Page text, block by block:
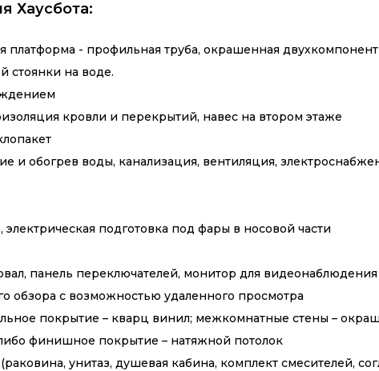
платформа - профильная труба, окрашенная
стоянки на воде.
кровли и перекрытий, навес на втором этаже
и обогрев воды, канализация, вентиляция,
подготовка под фары в носовой части
панель переключателей, монитор для видеонаблюдения
обзора с возможностью удаленного просмотра
покрытие – кварц винил; межкомнатные стены –
финишное покрытие – натяжной потолок
унитаз, душевая кабина, комплект смесителей,
Хаусбота: